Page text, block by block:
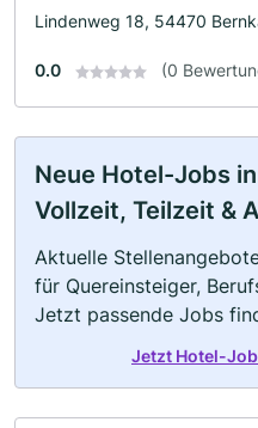
Lindenweg 18, 54470
0.0 (0
Neue Hotel-Jobs
Vollzeit, Teilzeit &
Aktuelle
für Quereinsteiger,
Jetzt passende Jobs
Jetzt Hotel-